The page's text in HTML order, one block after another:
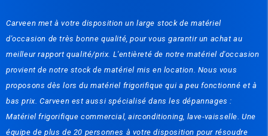
Carveen met à votre disposition un large stock de matériel
d'occasion de très bonne qualité, pour vous garantir un achat au
meilleur rapport qualité/prix. L'entièreté de notre matériel d'occasion
provient de notre stock de matériel mis en location. Nous vous
proposons dès lors du matériel frigorifique qui a peu fonctionné et à
bas prix. Carveen est aussi spécialisé dans les dépannages :
Matériel frigorifique commercial, airconditioning, lave-vaisselle. Une
équipe de plus de 20 personnes à votre disposition pour résoudre